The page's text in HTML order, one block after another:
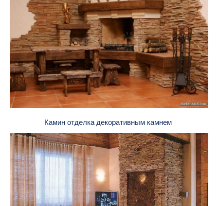
Камин отделка декоративным камнем